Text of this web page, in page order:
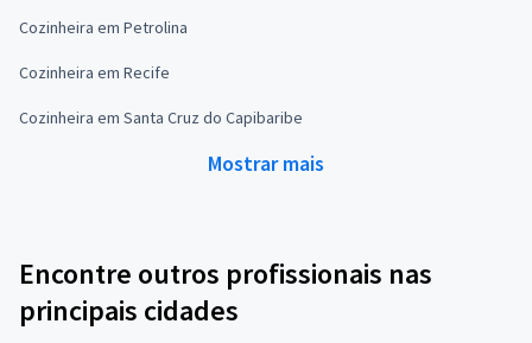
Cozinheira em Petrolina
Cozinheira em Recife
Cozinheira em Santa Cruz do Capibaribe
Mostrar mais
Encontre outros profissionais nas
principais cidades